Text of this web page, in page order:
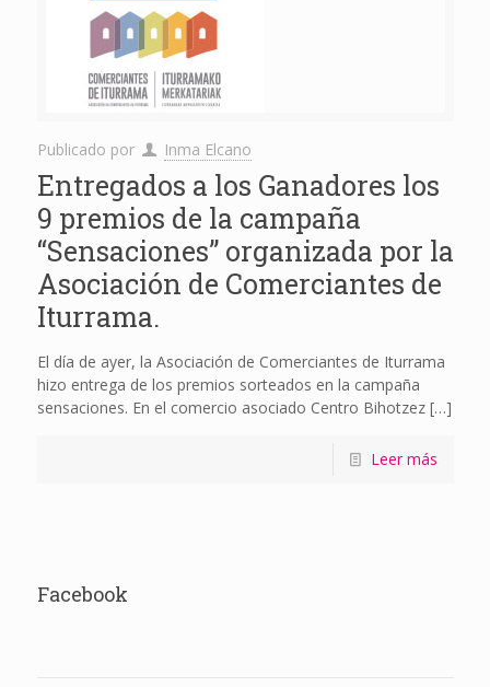
Publicado por Inma Elcano
Entregados a los Ganadores los
9 premios de la campaña
“Sensaciones” organizada por la
Asociación de Comerciantes de
Iturrama.
El día de ayer, la Asociación de Comerciantes de Iturrama
hizo entrega de los premios sorteados en la campaña
sensaciones. En el comercio asociado Centro Bihotzez[…]
Leer más
Facebook